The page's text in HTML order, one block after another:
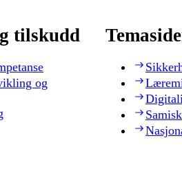
tilskudd
og